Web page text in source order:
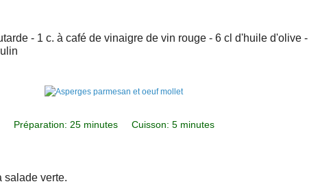
- 1 c. à café de vinaigre de vin rouge - 6 cl d'huile d'olive -
Préparation: 25 minutes Cuisson: 5 minutes
salade verte.